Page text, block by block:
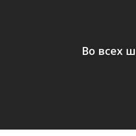
Во всех